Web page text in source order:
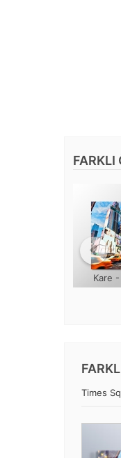
FARKLI
Kare -
Times